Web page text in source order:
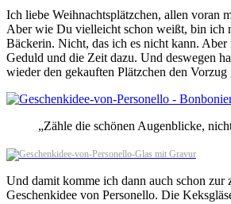
Ich liebe Weihnachtsplätzchen, allen voran
Aber wie Du vielleicht schon weißt, bin ich
Bäckerin. Nicht, das ich es nicht kann. Aber
Geduld und die Zeit dazu. Und deswegen
wieder den gekauften Plätzchen den Vorzug
„Zähle die schönen Augenblicke,
Und damit komme ich dann auch schon zur
Geschenkidee von Personello. Die